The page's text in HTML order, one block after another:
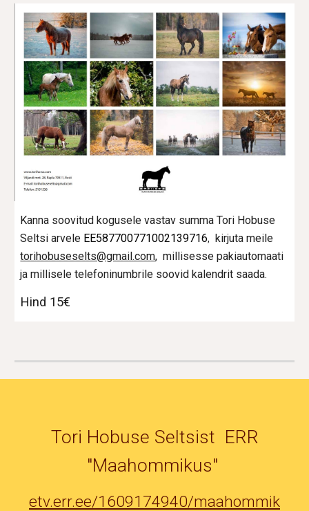
Kanna soovitud kogusele vastav summa Tori Hobuse
Seltsi arvele EE587700771002139716, kirjuta meile
torihobuseselts@gmail.com, millisesse pakiautomaati
ja millisele telefoninumbrile soovid kalendrit saada.
Hind 15€
Tori Hobuse Seltsist ERR
"Maahommikus"
etv.err.ee/1609174940/maahommik